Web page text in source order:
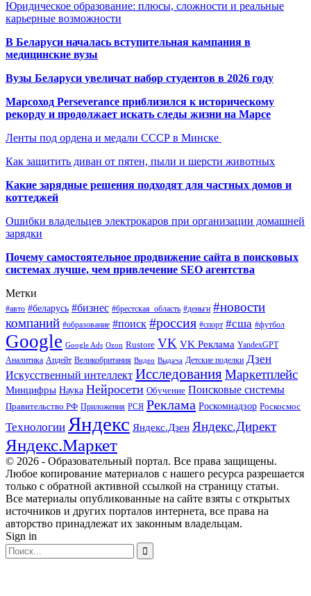
Юридическое образование: плюсы, сложности и реальные
карьерные возможности
В Беларуси началась вступительная кампания в
медицинские вузы
Вузы Беларуси увеличат набор студентов в 2026 году
Марсоход Perseverance приблизился к историческому
рекорду и продолжает искать следы жизни на Марсе
Ленты под ордена и медали СССР в Минске
Как защитить диван от пятен, пыли и шерсти животных
Какие зарядные решения подходят для частных домов и
коттеджей
Ошибки владельцев электрокаров при организации домашней
зарядки
Почему самостоятельное продвижение сайта в поисковых
системах лучше, чем привлечение SEO агентства
Метки
#авто #беларусь #бизнес #брестская_область #деньги #новости
компаний #образование #поиск #россия #спорт #сша #футбол
Google Google Ads Ozon Rustore VK VK Реклама YandexGPT
Аналитика Апдейт Великобритания Видео Выдача Детские поделки Дзен
Искусственный интеллект ИсследованияМаркетплейс
Минцифры Наука Нейросети Обучение Поисковые системы
Правительство РФ Приложения РСЯ Реклама Роскомнадзор Роскосмос
Технологии Яндекс Яндекс.Дзен Яндекс.Директ
Яндекс.Маркет
© 2026 - Образовательный портал. Все права защищены.
Любое копирование материалов с нашего ресурса разрешается
только с обратной активной ссылкой на страницу статьи.
Все материалы опубликованные на сайте взяты с открытых
источников и других порталов интернета, все права на
авторство принадлежат их законным владельцам.
Sign in